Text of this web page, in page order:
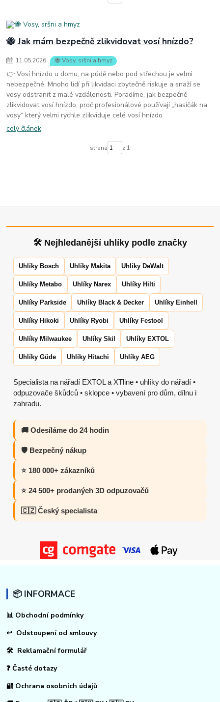
🐝 Jak mám bezpečně zlikvidovat vosí hnízdo?
11.05.2026 🐝 Vosy, sršni a hmyz
👉 Vosí hnízdo u domu, na půdě nebo pod střechou je velmi
nebezpečné. Mnoho lidí při likvidaci zbytečně riskuje a snaží se
vosy odstranit z malé vzdálenosti. Poradíme, jak bezpečně
zlikvidovat vosí hnízdo, proč profesionálové používají „hasičák na
vosy“ který velmi rychle zlikviduje celé vosí hnízdo
celý článek
strana z 1
🛠 Nejhledanější uhlíky podle značky
Uhlíky Bosch Uhlíky Makita Uhlíky DeWalt
Uhlíky Metabo Uhlíky Narex Uhlíky Hilti
Uhlíky Parkside Uhlíky Black & Decker Uhlíky Einhell
Uhlíky Hikoki Uhlíky Ryobi Uhlíky Festool
Uhlíky Milwaukee Uhlíky Skil Uhlíky EXTOL
Uhlíky Güde Uhlíky Hitachi Uhlíky AEG
Specialista na nářadí EXTOL a XTline • uhlíky do nářadí •
odpuzovače škůdců • sklopce • vybavení pro dům, dílnu i
zahradu.
🚚 Odesíláme do 24 hodin
🛡️ Bezpečný nákup
⭐ 180 000+ zákazníků
⭐ 24 500+ prodaných 3D odpuzovačů
🇨🇿 Český specialista
📦 INFORMACE
📊 Obchodní podmínky
↩ Odstoupení od smlouvy
🛠 Reklamační formulář
❓ Časté dotazy
🔐 Ochrana osobních údajů